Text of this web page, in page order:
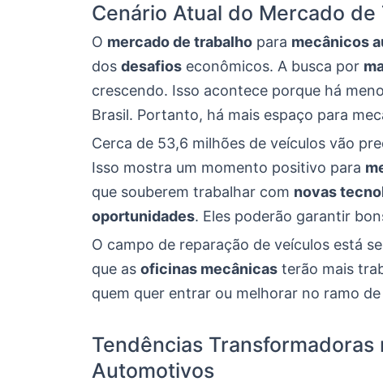
Cenário Atual do Mercado de
O mercado de trabalho para mecânicos
dos desafios econômicos. A busca por
crescendo. Isso acontece porque há
Brasil. Portanto, há mais espaço para
Cerca de 53,6 milhões de veículos vão
Isso mostra um momento positivo para
que souberem trabalhar com novas
oportunidades. Eles poderão garantir
O campo de reparação de veículos está
que as oficinas mecânicas terão mais
quem quer entrar ou melhorar no ramo
Tendências
Automotivos